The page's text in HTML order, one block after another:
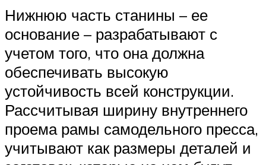
Нижнюю часть станины – ее
основание – разрабатывают с
учетом того, что она должна
обеспечивать высокую
устойчивость всей конструкции.
Рассчитывая ширину внутреннего
проема рамы самодельного пресса,
учитывают как размеры деталей и